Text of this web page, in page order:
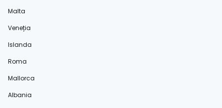
Malta
Veneția
Islanda
Roma
Mallorca
Albania